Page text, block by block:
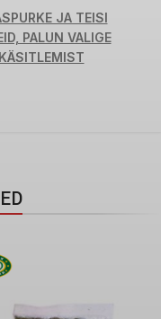
JA TEISI
PALUN VALIGE